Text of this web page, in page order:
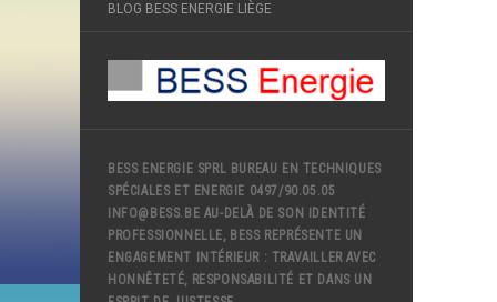
BLOG BESS ENERGIE LIÈGE
BESS ENERGIE SPRL BUREAU EN TECHNIQUES
SPÉCIALES ET ENERGIE 0497/90.05.05
INFO@BESS.BE AU-DELÀ DE SON IDENTITÉ
PROFESSIONNELLE, BESS REPRÉSENTE UN
ENGAGEMENT INTÉRIEUR : TRAVAILLER AVEC
HONNÊTETÉ, RESPONSABILITÉ ET DANS UN